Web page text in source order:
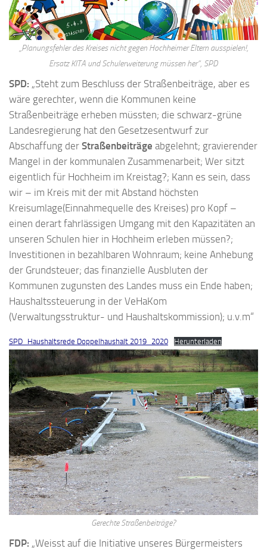
„Planungsfehler des Kreises nicht gegen Hochheimer Eltern ausspielen!,
Ersatz KITA und Schulerweiterung müssen her“, SPD
SPD: „Steht zum Beschluss der Straßenbeiträge, aber es
wäre gerechter, wenn die Kommunen keine
Straßenbeiträge erheben müssten; die schwarz-grüne
Landesregierung hat den Gesetzesentwurf zur
Abschaffung der Straßenbeiträge abgelehnt; gravierender
Mangel in der kommunalen Zusammenarbeit; Wer sitzt
eigentlich für Hochheim im Kreistag?; Kann es sein, dass
wir – im Kreis mit der mit Abstand höchsten
Kreisumlage(Einnahmequelle des Kreises) pro Kopf –
einen derart fahrlässigen Umgang mit den Kapazitäten an
unseren Schulen hier in Hochheim erleben müssen?;
Investitionen in bezahlbaren Wohnraum; keine Anhebung
der Grundsteuer; das finanzielle Ausbluten der
Kommunen zugunsten des Landes muss ein Ende haben;
Haushaltssteuerung in der VeHaKom
(Verwaltungsstruktur- und Haushaltskommission); u.v.m“
SPD_Haushaltsrede Doppelhaushalt 2019_2020 Herunterladen
Gerechte Straßenbeiträge?
FDP: „Weisst auf die Initiative unseres Bürgermeisters